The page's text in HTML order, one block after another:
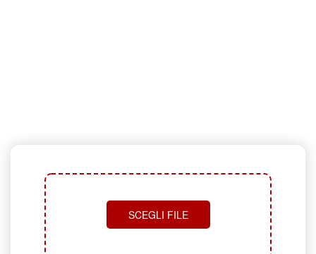
SCEGLI FILE